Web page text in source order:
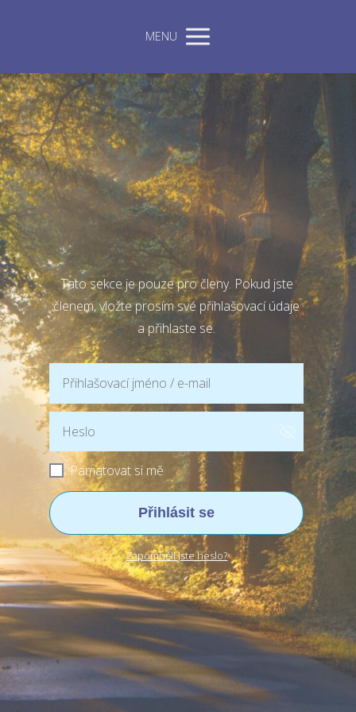
MENU
Tato sekce je pouze pro členy. Pokud jste
členem, vložte prosím své přihlašovací údaje
a přihlaste se.
Pamatovat si mě
Přihlásit se
Zapomněli jste heslo?